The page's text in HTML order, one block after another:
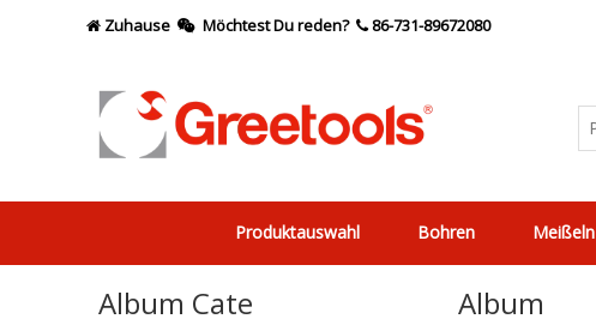
 Zuhause  Möchtest Du reden?  86-731-89672080
Produktauswahl Bohren Meißeln
Album Cate Album